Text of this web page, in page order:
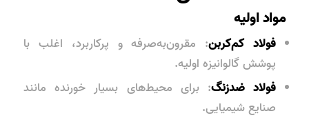
مواد اولیه
فولاد کم‌کربن: مقرون‌به‌صرفه و پرکاربرد، اغلب با
پوشش گالوانیزه اولیه.
فولاد ضدزنگ: برای محیط‌های بسیار خورنده مانند
صنایع شیمیایی.